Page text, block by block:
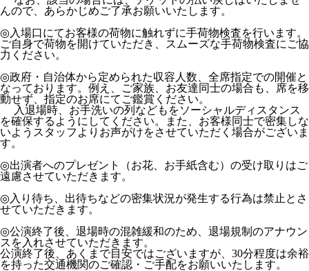
んので、あらかじめご了承お願いいたします。
◎入場口にてお客様の荷物に触れずに手荷物検査を行います。
ご自身で荷物を開けていただき、スムーズな手荷物検査にご協
力ください。
◎政府・自治体から定められた収容人数、全席指定での開催と
なっております。例え、ご家族、お友達同士の場合も、席を移
動せず、指定のお席にてご鑑賞ください。
入退場時、お手洗いの列などもをソーシャルディスタンス
を確保するようにしてください。また、お客様同士で密集しな
いようスタッフよりお声がけをさせていただく場合がございま
す。
◎出演者へのプレゼント（お花、お手紙含む）の受け取りはご
遠慮させていただきます。
◎入り待ち、出待ちなどの密集状況が発生する行為は禁止とさ
せていただきます。
◎公演終了後、退場時の混雑緩和のため、退場規制のアナウン
スを入れさせていただきます。
公演終了後、あくまで目安ではございますが、30分程度は余裕
を持った交通機関のご確認・ご手配をお願いいたします。